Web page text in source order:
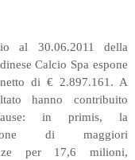
al 30.06.2011 della
Calcio Spa espone
di € 2.897.161. A
hanno contribuito
in primis, la
di maggiori
per 17,6 milioni,